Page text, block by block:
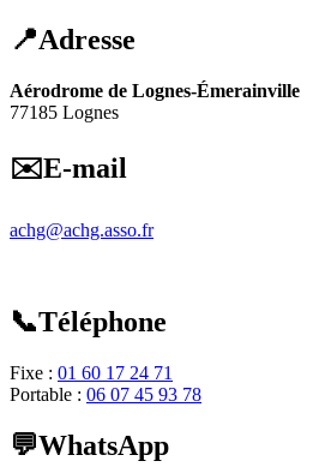
📍Adresse
Aérodrome de Lognes-Émerainville
77185 Lognes
✉️E-mail
achg@achg.asso.fr
📞Téléphone
Fixe : 01 60 17 24 71
Portable : 06 07 45 93 78
💬WhatsApp